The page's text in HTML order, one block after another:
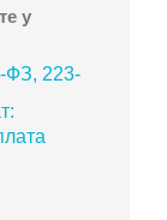
у
ФЗ, 223-